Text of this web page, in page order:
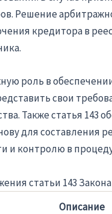
Решение
кредитора в
роль в
свои
Также статья 143
для составления
и контролю в
статьи 143
Описание